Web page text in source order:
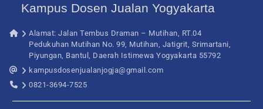
Kampus Dosen Jualan Yogyakarta
Alamat: Jalan Tembus Draman – Mutihan, RT.04
Pedukuhan Mutihan No. 99, Mutihan, Jatigrit, Srimartani,
Piyungan, Bantul, Daerah Istimewa Yogyakarta 55792
kampusdosenjualanjogja@gmail.com
0821-3694-7525